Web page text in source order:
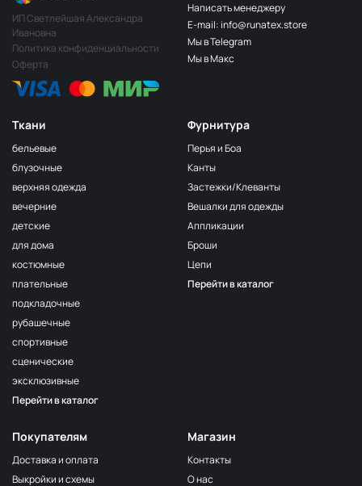
Ткани
бельевые
блузочные
верхняя одежда
вечерние
детские
для дома
костюмные
плательные
подкладочные
рубашечные
спортивные
сценические
эксклюзивные
Перейти в каталог
Фурнитура
Перья и Боа
Канты
Застежки/Клеванты
Вешалки для одежды
Аппликации
Броши
Цепи
Перейти в каталог
Покупателям
Доставка и оплата
Выкройки и схемы
Магазин
Контакты
О нас
ИП Светлейшая Александра
Ивановна
Политика конфиденциальности
Оферта
Написать менеджеру
E-mail: info@runatex.store
Мы в Telegram
Мы в Макс